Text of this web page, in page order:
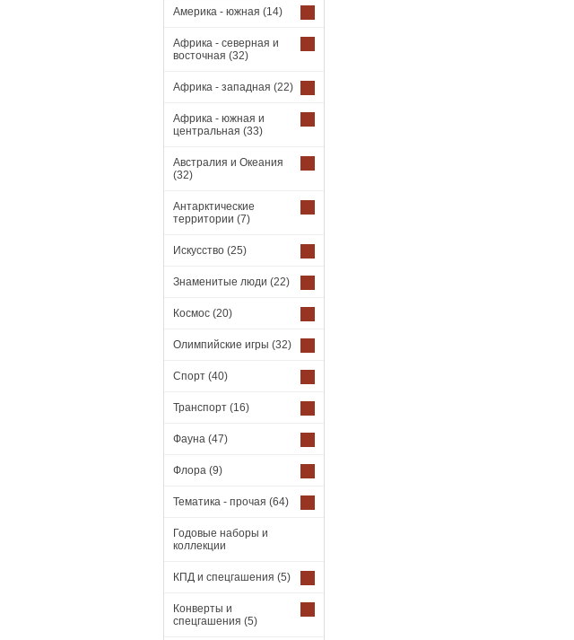
Америка - южная (14)
Африка - северная и
восточная (32)
Африка - западная (22)
Африка - южная и
центральная (33)
Австралия и Океания
(32)
Антарктические
территории (7)
Искусство (25)
Знаменитые люди (22)
Космос (20)
Олимпийские игры (32)
Спорт (40)
Транспорт (16)
Фауна (47)
Флора (9)
Тематика - прочая (64)
Годовые наборы и
коллекции
КПД и спецгашения (5)
Конверты и
спецгашения (5)